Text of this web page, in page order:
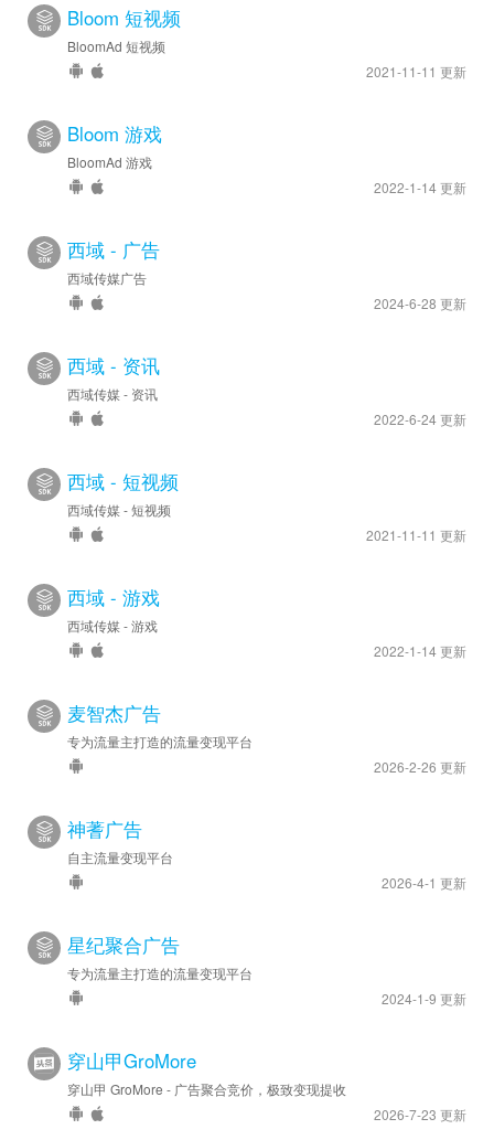
Bloom 短视频
BloomAd 短视频
2021-11-11 更新
Bloom 游戏
BloomAd 游戏
2022-1-14 更新
西域 - 广告
西域传媒广告
2024-6-28 更新
西域 - 资讯
西域传媒 - 资讯
2022-6-24 更新
西域 - 短视频
西域传媒 - 短视频
2021-11-11 更新
西域 - 游戏
西域传媒 - 游戏
2022-1-14 更新
麦智杰广告
专为流量主打造的流量变现平台
2026-2-26 更新
神蓍广告
自主流量变现平台
2026-4-1 更新
星纪聚合广告
专为流量主打造的流量变现平台
2024-1-9 更新
穿山甲GroMore
穿山甲 GroMore - 广告聚合竞价，极致变现提收
2026-7-23 更新